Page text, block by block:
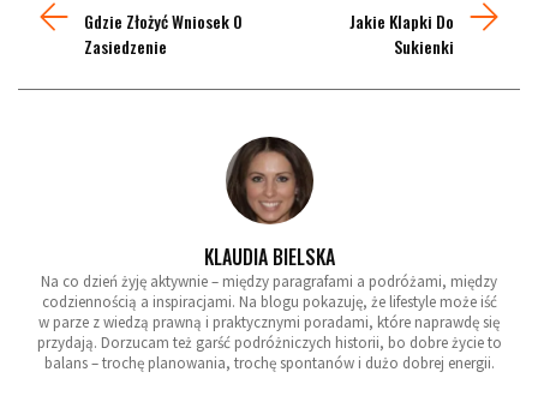
Gdzie Złożyć Wniosek O
Zasiedzenie
Jakie Klapki Do
Sukienki
KLAUDIA BIELSKA
Na co dzień żyję aktywnie – między paragrafami a podróżami, między
codziennością a inspiracjami. Na blogu pokazuję, że lifestyle może iść
w parze z wiedzą prawną i praktycznymi poradami, które naprawdę się
przydają. Dorzucam też garść podróżniczych historii, bo dobre życie to
balans – trochę planowania, trochę spontanów i dużo dobrej energii.